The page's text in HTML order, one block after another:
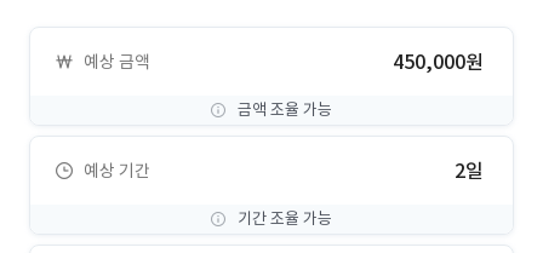
예상 금액 450,000원
금액 조율 가능
예상 기간 2일
기간 조율 가능